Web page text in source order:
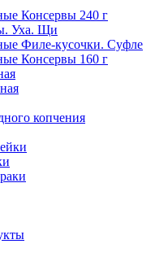
Консервы 240 г
Уха. Щи
Филе-кусочки. Суфле
Консервы 160 г
копчения